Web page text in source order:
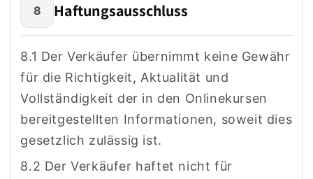
8 Haftungsausschluss
8.1 Der Verkäufer übernimmt keine Gewähr
für die Richtigkeit, Aktualität und
Vollständigkeit der in den Onlinekursen
bereitgestellten Informationen, soweit dies
gesetzlich zulässig ist.
8.2 Der Verkäufer haftet nicht für